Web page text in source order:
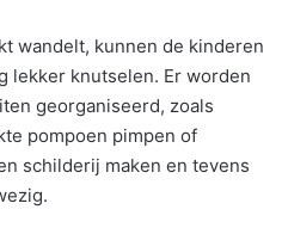
wandelt, kunnen de kinderen
lekker knutselen. Er worden
georganiseerd, zoals
pompoen pimpen of
schilderij maken en tevens